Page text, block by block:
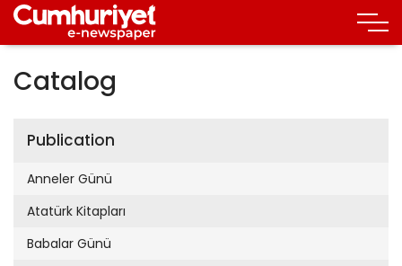
Catalog
Publication
Anneler Günü
Atatürk Kitapları
Babalar Günü